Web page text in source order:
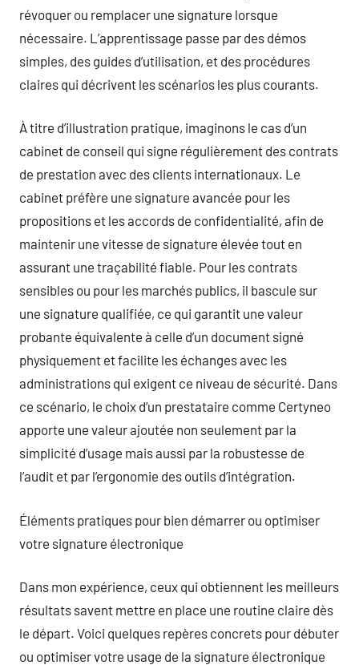
révoquer ou remplacer une signature lorsque
nécessaire. L’apprentissage passe par des démos
simples, des guides d’utilisation, et des procédures
claires qui décrivent les scénarios les plus courants.
À titre d’illustration pratique, imaginons le cas d’un
cabinet de conseil qui signe régulièrement des contrats
de prestation avec des clients internationaux. Le
cabinet préfère une signature avancée pour les
propositions et les accords de confidentialité, afin de
maintenir une vitesse de signature élevée tout en
assurant une traçabilité fiable. Pour les contrats
sensibles ou pour les marchés publics, il bascule sur
une signature qualifiée, ce qui garantit une valeur
probante équivalente à celle d’un document signé
physiquement et facilite les échanges avec les
administrations qui exigent ce niveau de sécurité. Dans
ce scénario, le choix d’un prestataire comme Certyneo
apporte une valeur ajoutée non seulement par la
simplicité d’usage mais aussi par la robustesse de
l’audit et par l’ergonomie des outils d’intégration.
Éléments pratiques pour bien démarrer ou optimiser
votre signature électronique
Dans mon expérience, ceux qui obtiennent les meilleurs
résultats savent mettre en place une routine claire dès
le départ. Voici quelques repères concrets pour débuter
ou optimiser votre usage de la signature électronique